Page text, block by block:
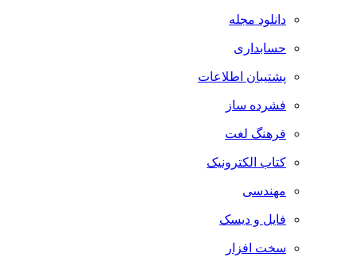
دانلود مجله
حسابداری
پشتیبان اطلاعات
فشرده ساز
فرهنگ لغت
کتاب الکترونیک
مهندسی
فایل و دیسک
سخت افزار